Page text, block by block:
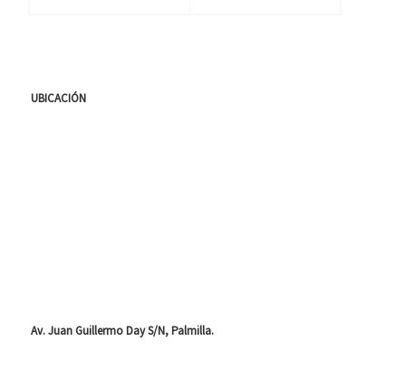
UBICACIÓN
Av. Juan Guillermo Day S/N, Palmilla.